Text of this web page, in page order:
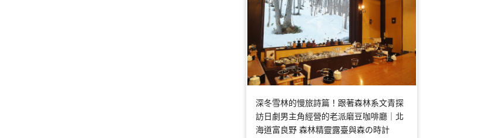
深冬雪林的慢旅詩篇！跟著森林系文青探
訪日劇男主角經營的老派磨豆咖啡廳｜北
海道富良野 森林精靈露臺與森の時計